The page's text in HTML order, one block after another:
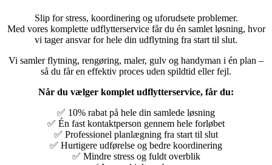
Slip for stress, koordinering og uforudsete problemer.
Med vores komplette udflytterservice får du én samlet løsning, hvor
vi tager ansvar for hele din udflytning fra start til slut.
Vi samler flytning, rengøring, maler, gulv og handyman i én plan –
så du får en effektiv proces uden spildtid eller fejl.
Når du vælger komplet udflytterservice, får du:
✅ 10% rabat på hele din samlede løsning
✅ Én fast kontaktperson gennem hele forløbet
✅ Professionel planlægning fra start til slut
✅ Hurtigere udførelse og bedre koordinering
✅ Mindre stress og fuldt overblik